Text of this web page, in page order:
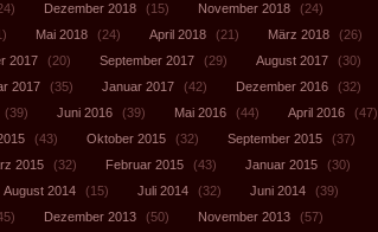
Dezember 2018 (15) November 2018
(24)
Mai 2018 (24) April 2018 (21) März 2018
(26)
2017 (20) September 2017 (29) August 2017
(30)
2017 (35) Januar 2017 (42) Dezember 2016
(32)
(39) Juni 2016 (39) Mai 2016 (44) April 2016
(47)
(43) Oktober 2015 (32) September 2015
(37)
2015 (32) Februar 2015 (43) Januar 2015
(30)
August 2014 (15) Juli 2014 (32) Juni 2014
(39)
Dezember 2013 (50) November 2013 (57)